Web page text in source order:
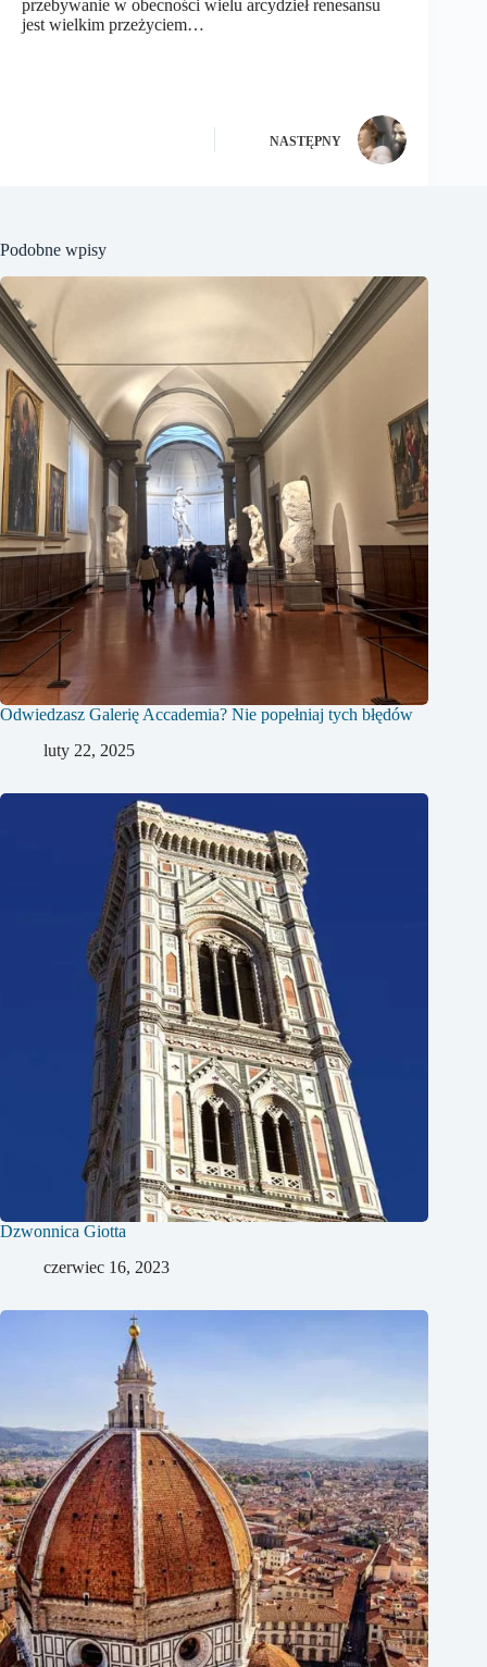
przebywanie w obecności wielu arcydzieł renesansu
jest wielkim przeżyciem…
NASTĘPNY
Podobne wpisy
Odwiedzasz Galerię Accademia? Nie popełniaj tych błędów
luty 22, 2025
Dzwonnica Giotta
czerwiec 16, 2023